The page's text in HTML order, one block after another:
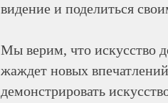
видение и поделиться
Мы верим, что искусство
жаждет новых
демонстрировать